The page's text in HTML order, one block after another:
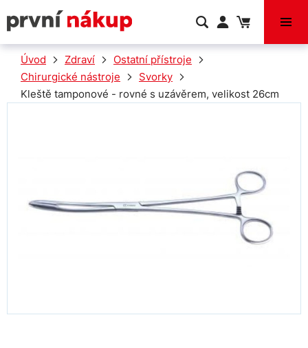
VÝPRODEJ
Úvod Zdraví
Ostatní přístroje
Chirurgické nástroje
Svorky
Kleště tamponové - rovné s uzávěrem, velikost 26cm